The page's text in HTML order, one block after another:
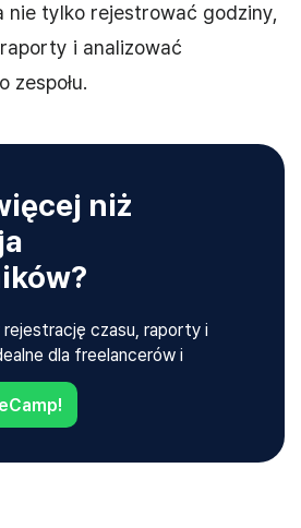
nie tylko rejestrować godziny,
i analizować
zespołu.
niż
rejestrację czasu, raporty i
dla freelancerów i